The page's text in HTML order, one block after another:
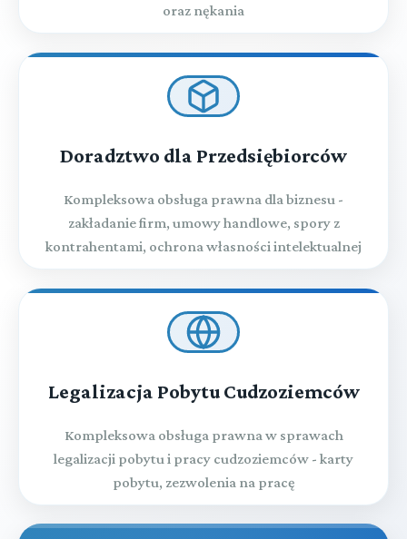
oraz nękania
Doradztwo dla Przedsiębiorców
Kompleksowa obsługa prawna dla biznesu -
zakładanie firm, umowy handlowe, spory z
kontrahentami, ochrona własności intelektualnej
Legalizacja Pobytu Cudzoziemców
Kompleksowa obsługa prawna w sprawach
legalizacji pobytu i pracy cudzoziemców - karty
pobytu, zezwolenia na pracę